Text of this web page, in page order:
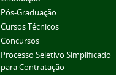
Pós-Graduação
Cursos Técnicos
Concursos
Processo Seletivo Simplificado
para Contratação